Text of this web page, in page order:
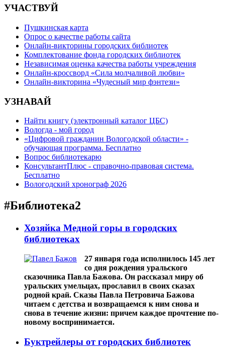
УЧАСТВУЙ
Пушкинская карта
Опрос о качестве работы сайта
Онлайн-викторины городских библиотек
Комплектование фонда городских библиотек
Независимая оценка качества работы учреждения
Онлайн-кроссворд «Сила молчаливой любви»
Онлайн-викторина «Чудесный мир фэнтези»
УЗНАВАЙ
Найти книгу (электронный каталог ЦБС)
Вологда - мой город
«Цифровой гражданин Вологодской области» -
обучающая программа. Бесплатно
Вопрос библиотекарю
КонсультантПлюс - справочно-правовая система.
Бесплатно
Вологодский хронограф 2026
#Библиотека2
Хозяйка Медной горы в городских
библиотеках
27 января года исполнилось 145 лет
со дня рождения уральского
сказочника Павла Бажова. Он рассказал миру об
уральских умельцах, прославил в своих сказах
родной край. Сказы Павла Петровича Бажова
читаем с детства и возвращаемся к ним снова и
снова в течение жизни: причем каждое прочтение по-
новому воспринимается.
Буктрейлеры от городских библиотек